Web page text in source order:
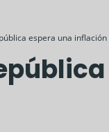
espera una